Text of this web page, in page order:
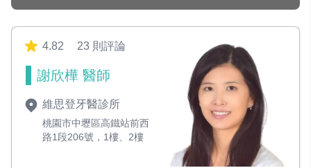
4.82 23 則評論
謝欣樺 醫師
維思登牙醫診所
桃園市中壢區高鐵站前西
路1段206號，1樓、2樓